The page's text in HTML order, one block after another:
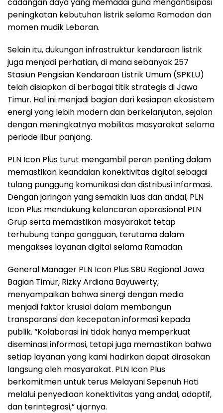
peningkatan kebutuhan listrik selama Ramadan dan
momen mudik Lebaran.
Selain itu, dukungan infrastruktur kendaraan listrik
juga menjadi perhatian, di mana sebanyak 257
Stasiun Pengisian Kendaraan Listrik Umum (SPKLU)
telah disiapkan di berbagai titik strategis di Jawa
Timur. Hal ini menjadi bagian dari kesiapan ekosistem
energi yang lebih modern dan berkelanjutan, sejalan
dengan meningkatnya mobilitas masyarakat selama
periode libur panjang.
PLN Icon Plus turut mengambil peran penting dalam
memastikan keandalan konektivitas digital sebagai
tulang punggung komunikasi dan distribusi informasi.
Dengan jaringan yang semakin luas dan andal, PLN
Icon Plus mendukung kelancaran operasional PLN
Grup serta memastikan masyarakat tetap
terhubung tanpa gangguan, terutama dalam
mengakses layanan digital selama Ramadan.
General Manager PLN Icon Plus SBU Regional Jawa
Bagian Timur, Rizky Ardiana Bayuwerty,
menyampaikan bahwa sinergi dengan media
menjadi faktor krusial dalam membangun
transparansi dan kecepatan informasi kepada
publik. “Kolaborasi ini tidak hanya memperkuat
diseminasi informasi, tetapi juga memastikan bahwa
setiap layanan yang kami hadirkan dapat dirasakan
langsung oleh masyarakat. PLN Icon Plus
berkomitmen untuk terus Melayani Sepenuh Hati
melalui penyediaan konektivitas yang andal, adaptif,
dan terintegrasi,” ujarnya.